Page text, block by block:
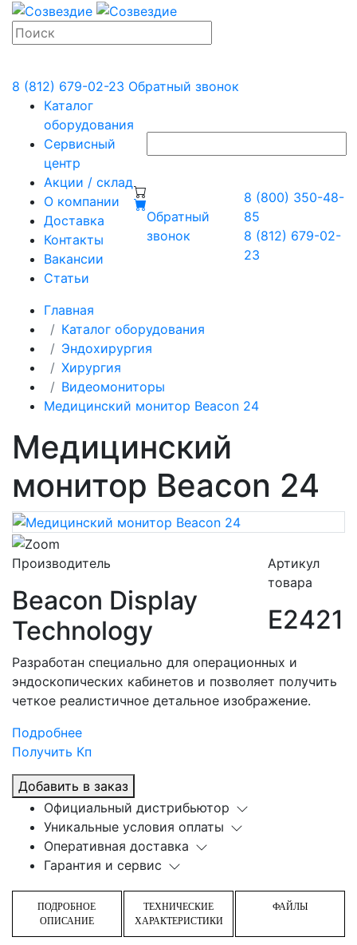
8 (812) 679-02-23 Обратный звонок
Каталог
оборудования
Сервисный
центр
Акции / склад
О компании
Доставка
Контакты
Вакансии
Статьи
Обратный
звонок
8 (800) 350-48-
85
8 (812) 679-02-
23
Главная
Каталог оборудования
Эндохирургия
Хирургия
Видеомониторы
Медицинский монитор Beacon 24
Медицинский
монитор Beacon 24
Производитель
Beacon Display
Technology
Артикул
товара
E2421
Разработан специально для операционных и
эндоскопических кабинетов и позволяет получить
четкое реалистичное детальное изображение.
Подробнее
Получить Кп
Добавить в заказ
Официальный дистрибьютор
Уникальные условия оплаты
Оперативная доставка
Гарантия и сервис
ПОДРОБНОЕ
ОПИСАНИЕ
ТЕХНИЧЕСКИЕ
ХАРАКТЕРИСТИКИ
ФАЙЛЫ